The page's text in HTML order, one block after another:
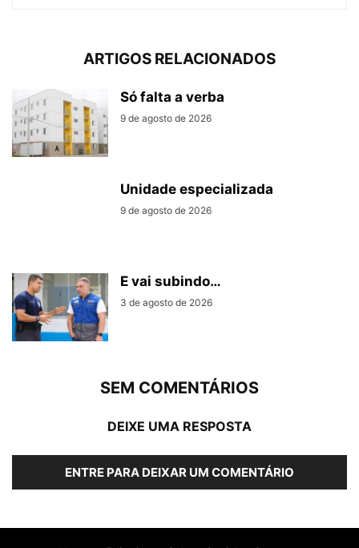
ARTIGOS RELACIONADOS
Só falta a verba
9 de agosto de 2026
Unidade especializada
9 de agosto de 2026
E vai subindo…
3 de agosto de 2026
SEM COMENTÁRIOS
DEIXE UMA RESPOSTA
ENTRE PARA DEIXAR UM COMENTÁRIO